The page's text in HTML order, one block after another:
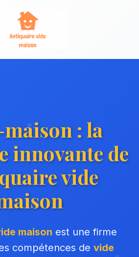
: la
innovante de
vide
maison est une firme
compétences de vide